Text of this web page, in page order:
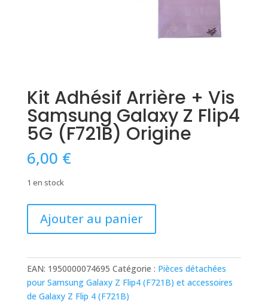
Kit Adhésif Arrière + Vis
Samsung Galaxy Z Flip4
5G (F721B) Origine
6,00 €
1 en stock
Arrière
+
Vis
Ajouter au panier
EAN: 1950000074695 Catégorie : Pièces détachées
pour Samsung Galaxy Z Flip4 (F721B) et accessoires
de Galaxy Z Flip 4 (F721B)